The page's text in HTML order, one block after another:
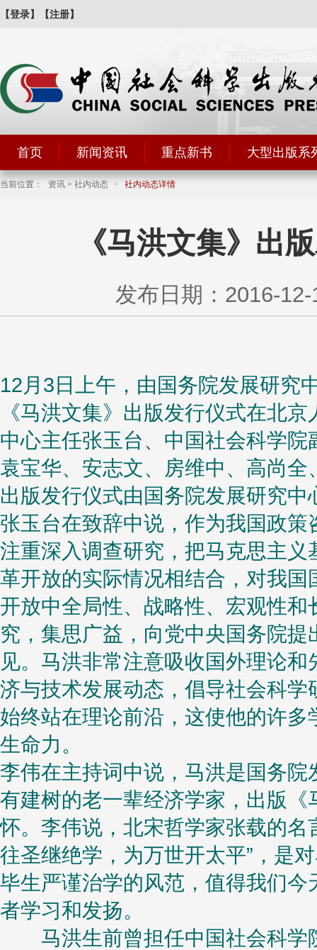
【登录】 【注册】
首页 新闻资讯 重点新书 大型出版系
当前位置： 资讯 > 社内动态 > 社内动态详情
《马洪文集》出
发布日期：2016-
12月3日上午，由国务院发展研究
《马洪文集》出版发行仪式在北
中心主任张玉台、中国社会科学
袁宝华、安志文、房维中、高尚
出版发行仪式由国务院发展研究
张玉台在致辞中说，作为我国政
注重深入调查研究，把马克思主
革开放的实际情况相结合，对我
开放中全局性、战略性、宏观性
究，集思广益，向党中央国务院
见。马洪非常注意吸收国外理论
济与技术发展动态，倡导社会科
始终站在理论前沿，这使他的许
生命力。
李伟在主持词中说，马洪是国务
有建树的老一辈经济学家，出版
怀。李伟说，北宋哲学家张载的
往圣继绝学，为万世开太平”，是
毕生严谨治学的风范，值得我们
者学习和发扬。
马洪生前曾担任中国社会科学